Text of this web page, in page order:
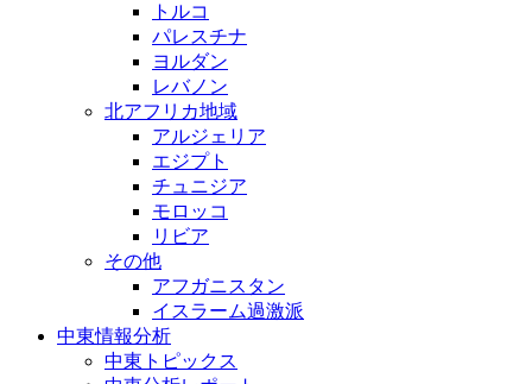
トルコ
パレスチナ
ヨルダン
レバノン
北アフリカ地域
アルジェリア
エジプト
チュニジア
モロッコ
リビア
その他
アフガニスタン
イスラーム過激派
中東情報分析
中東トピックス